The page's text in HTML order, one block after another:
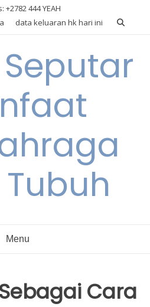
+2782 444 YEAH
data keluaran hk hari ini
Menu
Cara